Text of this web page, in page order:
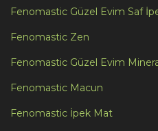
Fenomastic Güzel Evim Saf
Fenomastic Zen
Fenomastic Güzel Evim
Fenomastic Macun
Fenomastic İpek Mat